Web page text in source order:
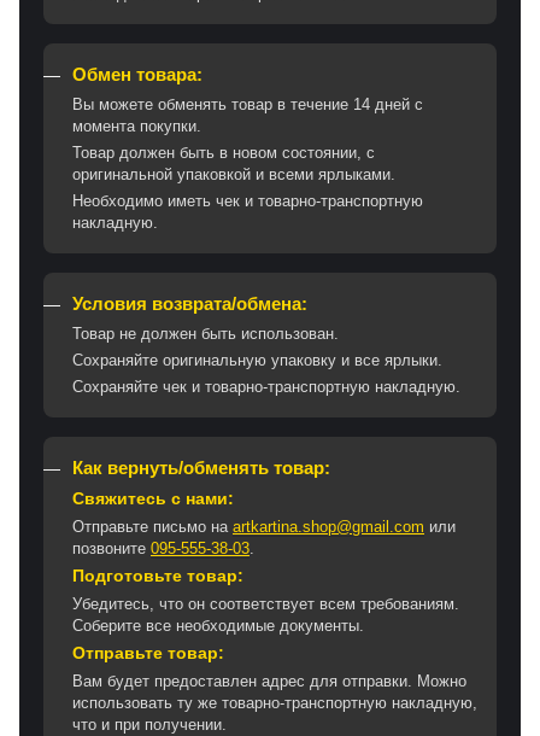
Обмен товара:
Вы можете обменять товар в течение 14 дней с
момента покупки.
Товар должен быть в новом состоянии, с
оригинальной упаковкой и всеми ярлыками.
Необходимо иметь чек и товарно-транспортную
накладную.
Условия возврата/обмена:
Товар не должен быть использован.
Сохраняйте оригинальную упаковку и все ярлыки.
Сохраняйте чек и товарно-транспортную накладную.
Как вернуть/обменять товар:
Свяжитесь с нами:
Отправьте письмо на artkartina.shop@gmail.com или
позвоните 095-555-38-03.
Подготовьте товар:
Убедитесь, что он соответствует всем требованиям.
Соберите все необходимые документы.
Отправьте товар:
Вам будет предоставлен адрес для отправки. Можно
использовать ту же товарно-транспортную накладную,
что и при получении.